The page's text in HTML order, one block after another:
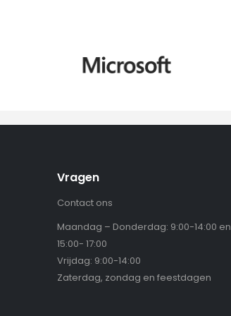
Vragen
Contact ons
Maandag – Donderdag: 9:00-14:00 en
15:00- 17:00
Vrijdag: 9:00-14:00
Zaterdag, zondag en feestdagen